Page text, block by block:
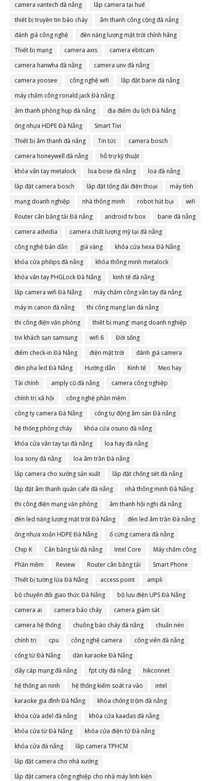
camera vantech đà nẵng
lắp camera tại huế
thiết bị truyền tin báo cháy
âm thanh công cộng đà nẵng
đánh giá công nghệ
đèn năng lượng mặt trời chính hãng
Thiết bị mạng
camera axis
camera ebitcam
camera hanwha đà nẵng
camera unv đà nẵng
camera yoosee
công nghệ wifi
lắp đặt barie đà nẵng
máy chấm công ronald jack Đà nẵng
âm thanh phòng họp đà nẵng
địa điểm du lịch Đà Nẵng
ống nhựa HDPE Đà Nẵng
Smart Tivi
Thiết bị âm thanh đà nẵng
Tin tức
camera bosch
camera honeywell đà nẵng
hỗ trợ kỹ thuật
khóa vân tay metalock
loa bose đà nẵng
loa đà nẵng
lắp đặt camera bosch
lắp đặt tổng đài điện thoại
máy tính
mạng doanh nghiệp
nhà thông minh robot hút bụi
wifi
Router cân bằng tải Đà nẵng
android tv box
barie đà nẵng
camera advidia
camera chất lượng mỹ tại đà nẵng
công nghệ bán dẫn
giá vàng
khóa cửa hexa Đà Nẵng
khóa cửa philips đà nẵng
khóa thông minh metalock
khóa vân tay PHGLock Đà Nẵng
kinh tế đà nẵng
lắp camera wifi Đà Nẵng
máy chấm công vân tay đà nẵng
máy in canon đà nẵng
thi công mạng lan đà nẵng
thi công điện văn phòng
thiết bị mạng' mạng doanh nghiệp
tivi khách sạn samsung
wifi 6
Đời sống
điểm check-in Đà Nẵng
điện mặt trời
đánh giá camera
đèn pha led Đà Nẵng
Hướng dẫn Kinh tế
Mẹo hay
Tài chính
amply cũ đà nẵng
camera công nghiệp
chính trị xã hội
công nghệ phần mềm
công ty camera Đà Nẵng
cổng tự động âm sàn Đà nẵng
hệ thống phòng cháy
khóa cửa osuno đà nẵng
khóa cửa vân tay tại đà nẵng
loa hay đà nẵng
loa sony đà nẵng
loa âm trần Đà nẵng
lắp camera cho xưởng sản xuất
lắp đặt chống sét đà nẵng
lắp đặt âm thanh quán cafe đà nẵng
nhà thông minh Đà Nẵng
thi công điện mạng văn phòng
âm thanh hội nghị đà nẵng
đèn led năng lượng mặt trời Đà Nẵng
đèn led âm trần Đà nẵng
ống nhựa xoắn HDPE Đà Nẵng
ổ cứng camera đà nẵng
Chip K
Cân bằng tải đà nẵng Intel Core
Máy chấm công
Phần mềm
Review Router cân bằng tải
Smart Phone
Thiết bị tường lửa Đà Nẵng
access point
ampli
bộ chuyển đổi giao thức Đà Nẵng
bộ lưu điện UPS Đà Nẵng
camera ai
camera báo cháy
camera giám sát
camera hệ thống
chuông báo cháy đà nẵng
chuẩn nén
chính trị
cpu công nghệ camera
công viên đà nẵng
cổng từ Đà Nẵng
dàn karaoke Đà Nẵng
dây cáp mạng đà nẵng
fpt city đà nẵng
hikconnet
hệ thống an ninh
hệ thống kiểm soát ra vào
intel
karaoke gia đình Đà Nẵng
khóa chống trộm đà nẵng
khóa cửa adel đà nẵng
khóa cửa kaadas đà nẵng
khóa cửa từ Đà Nẵng
khóa cửa điện tử Đà nẵng
khóa cửa đà nẵng
lắp camera TPHCM
lắp đặt camera cho nhà xưởng
lắp đặt camera công nghiệp cho nhà máy linh kiện